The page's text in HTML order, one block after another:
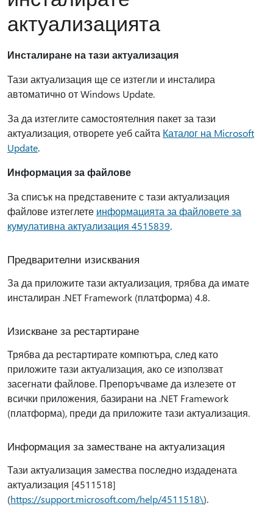
актуализацията
Инсталиране на тази актуализация
Тази актуализация ще се изтегли и инсталира
автоматично от Windows Update.
За да изтеглите самостоятелния пакет за тази
актуализация, отворете уеб сайта Каталог на Microsoft
Update.
Информация за файлове
За списък на представените с тази актуализация
файлове изтеглете информацията за файловете за
кумулативна актуализация 4515839.
Предварителни изисквания
За да приложите тази актуализация, трябва да имате
инсталиран .NET Framework (платформа) 4.8.
Изискване за рестартиране
Трябва да рестартирате компютъра, след като
приложите тази актуализация, ако се използват
засегнати файлове. Препоръчваме да излезете от
всички приложения, базирани на .NET Framework
(платформа), преди да приложите тази актуализация.
Информация за заместване на актуализация
Тази актуализация замества последно издадената
актуализация [4511518]
(https://support.microsoft.com/help/4511518\).